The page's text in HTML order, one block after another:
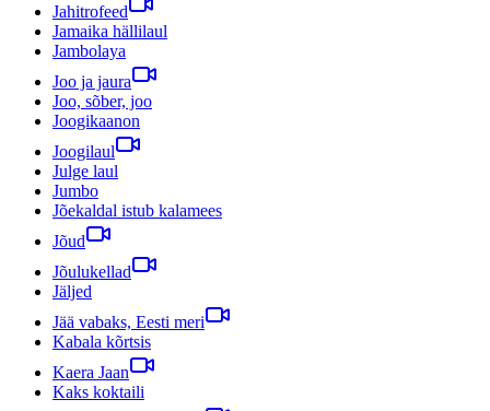
Jahitrofeed
Jamaika hällilaul
Jambolaya
Joo ja jaura
Joo, sõber, joo
Joogikaanon
Joogilaul
Julge laul
Jumbo
Jõekaldal istub kalamees
Jõud
Jõulukellad
Jäljed
Jää vabaks, Eesti meri
Kabala kõrtsis
Kaera Jaan
Kaks koktaili